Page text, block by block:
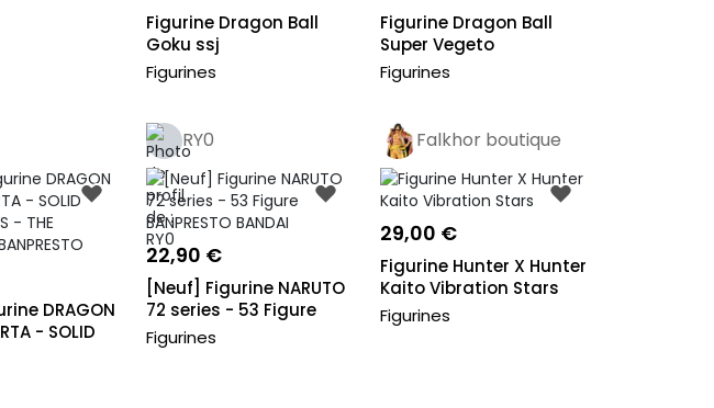
Figurine Dragon Ball
Goku ssj
Figurines
Figurine Dragon Ball
Super Vegeto
Figurines
DRAGON
- SOLID
RY0
22,90 €
[Neuf] Figurine NARUTO
72 series - 53 Figure
BANPR...
Figurines
Falkhor boutique
Pro
29,00 €
Figurine Hunter X Hunter
Kaito Vibration Stars
Figurines